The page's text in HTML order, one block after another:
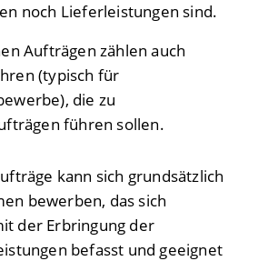
noch Lieferleistungen sind.
Aufträgen zählen auch
(typisch für
die zu
führen sollen.
kann sich grundsätzlich
bewerben, das sich
der Erbringung der
befasst und geeignet